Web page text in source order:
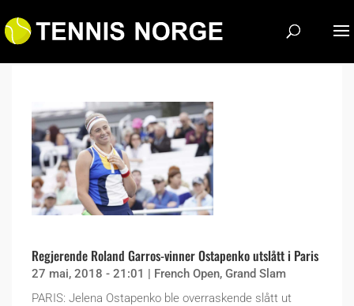
Regjerende Roland Garros-vinner Ostapenko utslått i Paris
27 mai, 2018 - 21:01 | French Open, Grand Slam
PARIS: Jelena Ostapenko ble overraskende slått ut